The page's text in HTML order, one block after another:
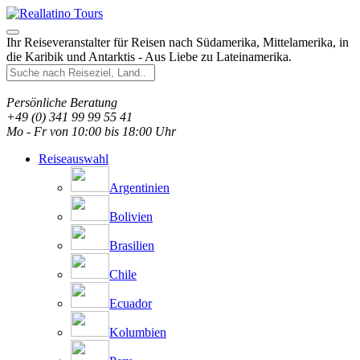
Ihr Reiseveranstalter für Reisen nach Südamerika, Mittelamerika, in
die Karibik und Antarktis - Aus Liebe zu Lateinamerika.
Persönliche Beratung
+49 (0) 341 99 99 55 41
Mo - Fr von 10:00 bis 18:00 Uhr
Reiseauswahl
Argentinien
Bolivien
Brasilien
Chile
Ecuador
Kolumbien